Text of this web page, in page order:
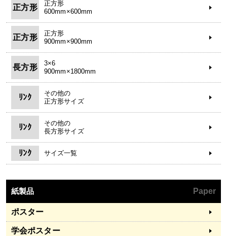
正方形
正方形
600mm×600mm
正方形
正方形
900mm×900mm
長方形
3×6
900mm×1800mm
ﾘﾝｸ
その他の
正方形サイズ
ﾘﾝｸ
その他の
長方形サイズ
ﾘﾝｸ サイズ一覧
紙製品 Paper
ポスター
学会ポスター